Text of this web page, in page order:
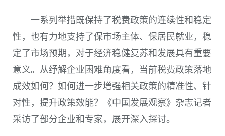
一系列举措既保持了税费政策的连续性和稳定
性，也有力地支持了保市场主体、保居民就业，稳
定了市场预期，对于经济稳健复苏和发展具有重要
意义。从纾解企业困难角度看，当前税费政策落地
成效如何？如何进一步增强相关政策的精准性、针
对性，提升政策效能？《中国发展观察》杂志记者
采访了部分企业和专家，展开深入探讨。